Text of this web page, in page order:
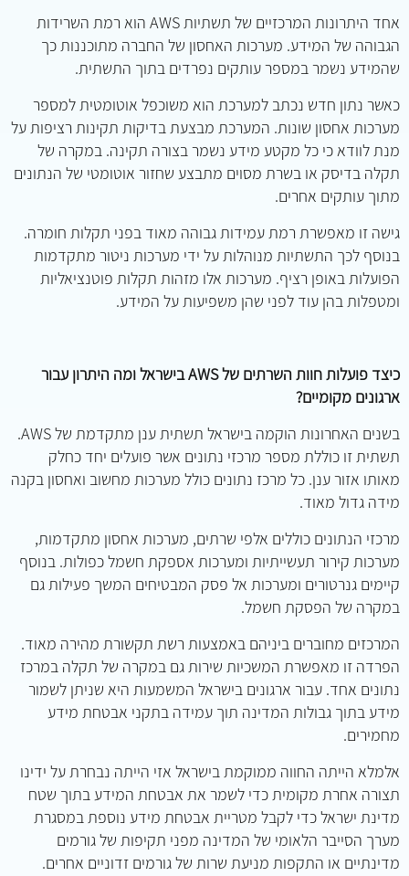
אחד היתרונות המרכזיים של תשתיות AWS הוא רמת השרידות
הגבוהה של המידע. מערכות האחסון של החברה מתוכננות כך
שהמידע נשמר במספר עותקים נפרדים בתוך התשתית.
כאשר נתון חדש נכתב למערכת הוא משוכפל אוטומטית למספר
מערכות אחסון שונות. המערכת מבצעת בדיקות תקינות רציפות על
מנת לוודא כי כל מקטע מידע נשמר בצורה תקינה. במקרה של
תקלה בדיסק או בשרת מסוים מתבצע שחזור אוטומטי של הנתונים
מתוך עותקים אחרים.
גישה זו מאפשרת רמת עמידות גבוהה מאוד בפני תקלות חומרה.
בנוסף לכך התשתיות מנוהלות על ידי מערכות ניטור מתקדמות
הפועלות באופן רציף. מערכות אלו מזהות תקלות פוטנציאליות
ומטפלות בהן עוד לפני שהן משפיעות על המידע.
כיצד פועלות חוות השרתים של AWS בישראל ומה היתרון עבור
ארגונים מקומיים?
בשנים האחרונות הוקמה בישראל תשתית ענן מתקדמת של AWS.
תשתית זו כוללת מספר מרכזי נתונים אשר פועלים יחד כחלק
מאותו אזור ענן. כל מרכז נתונים כולל מערכות מחשוב ואחסון בקנה
מידה גדול מאוד.
מרכזי הנתונים כוללים אלפי שרתים, מערכות אחסון מתקדמות,
מערכות קירור תעשייתיות ומערכות אספקת חשמל כפולות. בנוסף
קיימים גנרטורים ומערכות אל פסק המבטיחים המשך פעילות גם
במקרה של הפסקת חשמל.
המרכזים מחוברים ביניהם באמצעות רשת תקשורת מהירה מאוד.
הפרדה זו מאפשרת המשכיות שירות גם במקרה של תקלה במרכז
נתונים אחד. עבור ארגונים בישראל המשמעות היא שניתן לשמור
מידע בתוך גבולות המדינה תוך עמידה בתקני אבטחת מידע
מחמירים.
אלמלא הייתה החווה ממוקמת בישראל אזי הייתה נבחרת על ידינו
תצורה אחרת מקומית כדי לשמר את אבטחת המידע בתוך שטח
מדינת ישראל כדי לקבל מטריית אבטחת מידע נוספת במסגרת
מערך הסייבר הלאומי של המדינה מפני תקיפות של גורמים
מדינתיים או התקפות מניעת שרות של גורמים זדוניים אחרים.